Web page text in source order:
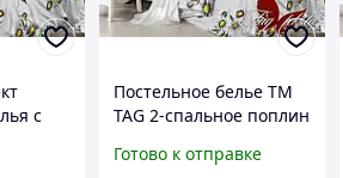
с
Постельное белье ТМ
TAG 2-спальное поплин
Готово к отправке